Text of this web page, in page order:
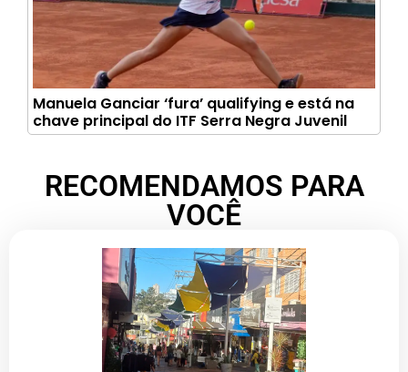
Manuela Ganciar ‘fura’ qualifying e está na
chave principal do ITF Serra Negra Juvenil
RECOMENDAMOS PARA
VOCÊ